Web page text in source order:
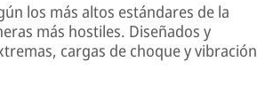
los más altos estándares de la
más hostiles. Diseñados y
cargas de choque y vibración